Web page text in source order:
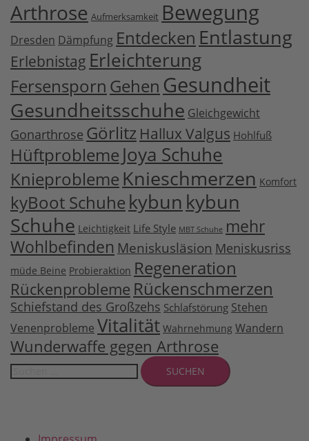
Arthrose Aufmerksamkeit Bewegung
Dresden Dämpfung Entdecken Entlastung
Erlebnistag Erleichterung
Fersensporn Gehen Gesundheit
Gesundheitsschuhe Gleichgewicht
Gonarthrose Görlitz Hallux Valgus Hohlfuß
Hüftprobleme Joya Schuhe
Knieprobleme Knieschmerzen Komfort
kyBoot Schuhe kybun kybun
Schuhe Leichtigkeit Life Style MBT Schuhe mehr
Wohlbefinden Meniskusläsion Meniskusriss
müde Beine Probieraktion Regeneration
Rückenprobleme Rückenschmerzen
Schiefstand des Großzehs Schlafstörung Stehen
Venenprobleme Vitalität Wahrnehmung Wandern
Wunderwaffe gegen Arthrose
Suchen
nach: